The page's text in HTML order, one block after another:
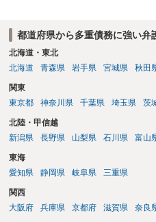
都道府県から多重債務に強い弁
北海道・東北
北海道
青森県 岩手県 宮城県 秋田
関東
東京都
神奈川県 千葉県 埼玉県 茨
北陸・甲信越
新潟県
長野県 山梨県 石川県 富山
東海
愛知県
静岡県 岐阜県 三重県
関西
大阪府
兵庫県 京都府 滋賀県 奈良